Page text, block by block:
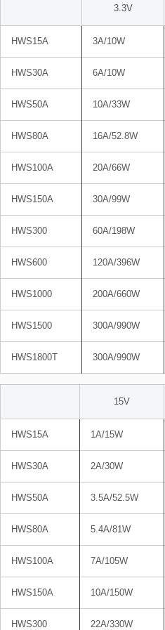
3.3V
HWS15A 3A/10W
HWS30A 6A/10W
HWS50A 10A/33W
HWS80A 16A/52.8W
HWS100A 20A/66W
HWS150A 30A/99W
HWS300 60A/198W
HWS600 120A/396W
HWS1000 200A/660W
HWS1500 300A/990W
HWS1800T 300A/990W
15V
HWS15A 1A/15W
HWS30A 2A/30W
HWS50A 3.5A/52.5W
HWS80A 5.4A/81W
HWS100A 7A/105W
HWS150A 10A/150W
HWS300 22A/330W